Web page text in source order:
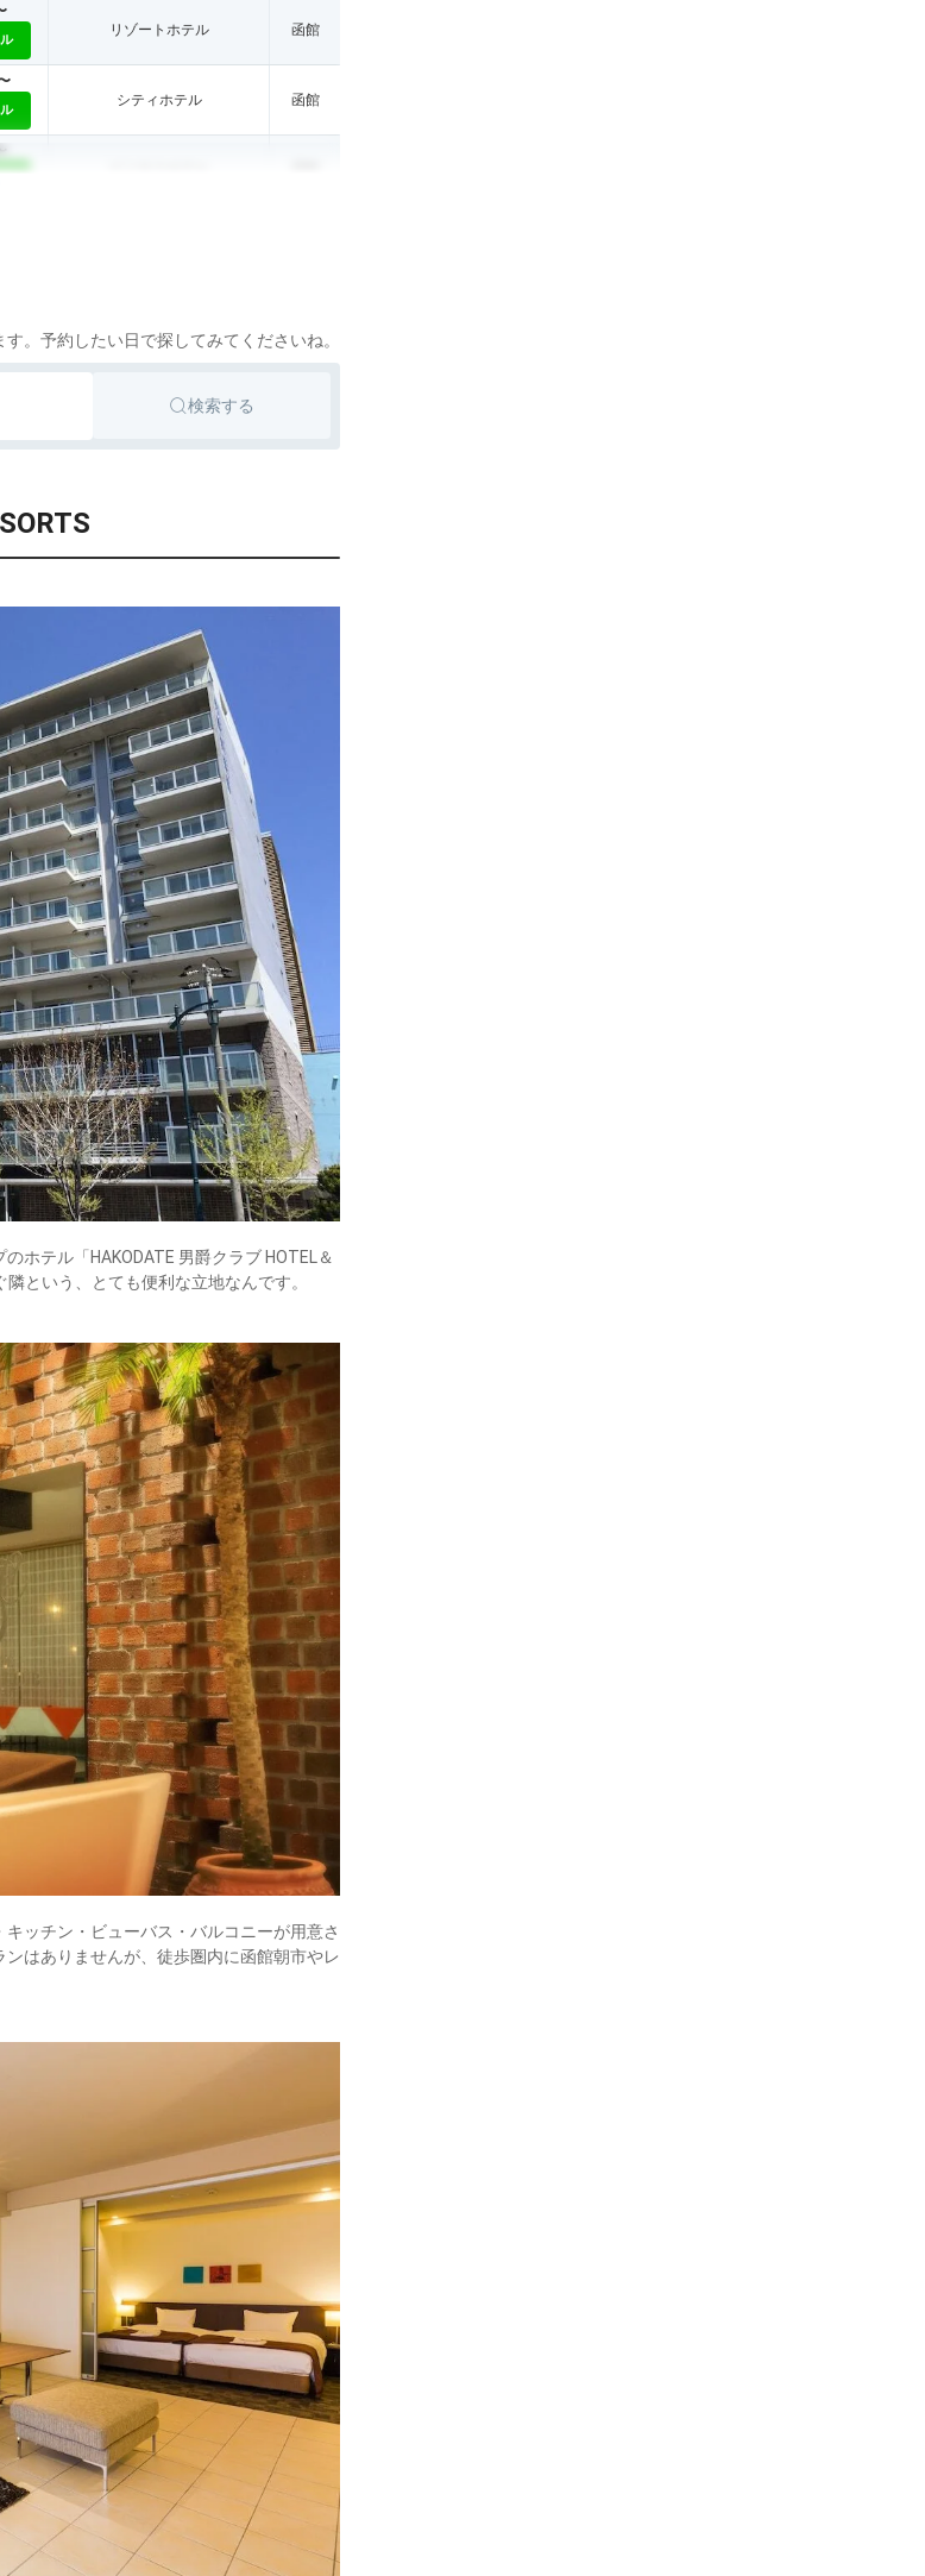
リゾートホテル 函館
シティホテル 函館
。予約したい日で探してみてくださいね。
検索する
ホテル「HAKODATE 男爵クラブ HOTEL＆
という、とても便利な立地なんです。
ッチン・ビューバス・バルコニーが用意さ
はありませんが、徒歩圏内に函館朝市やレ